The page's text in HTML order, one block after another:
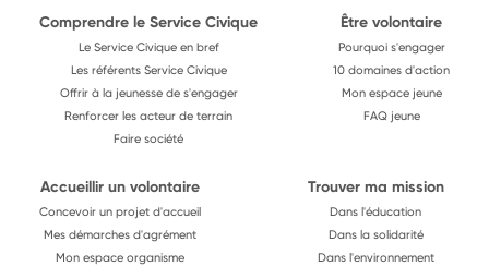
Comprendre le Service Civique
Le Service Civique en bref
Les référents Service Civique
Offrir à la jeunesse de s'engager
Renforcer les acteur de terrain
Faire société
Être volontaire
Pourquoi s'engager
10 domaines d'action
Mon espace jeune
FAQ jeune
Accueillir un volontaire
Concevoir un projet d'accueil
Mes démarches d'agrément
Mon espace organisme
Trouver ma mission
Dans l'éducation
Dans la solidarité
Dans l'environnement